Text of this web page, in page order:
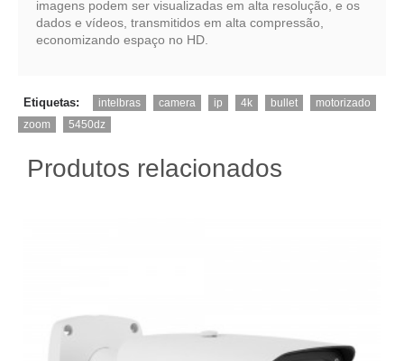
imagens podem ser visualizadas em alta resolução, e os
dados e vídeos, transmitidos em alta compressão,
economizando espaço no HD.
Etiquetas: intelbras camera ip 4k bullet motorizado
zoom 5450dz
Produtos relacionados